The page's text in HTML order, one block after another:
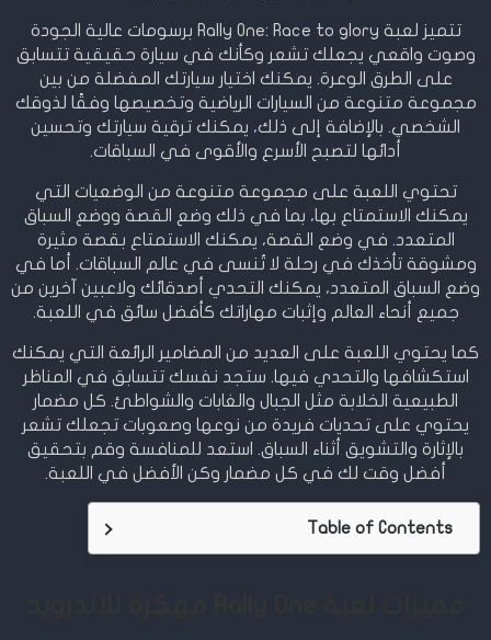
تتميز لعبة Rally One: Race to glory برسومات عالية الجودة
وصوت واقعي يجعلك تشعر وكأنك في سيارة حقيقية تتسابق
على الطرق الوعرة. يمكنك اختيار سيارتك المفضلة من بين
مجموعة متنوعة من السيارات الرياضية وتخصيصها وفقًا لذوقك
الشخصي. بالإضافة إلى ذلك، يمكنك ترقية سيارتك وتحسين
أدائها لتصبح الأسرع والأقوى في السباقات.
تحتوي اللعبة على مجموعة متنوعة من الوضعيات التي
يمكنك الاستمتاع بها، بما في ذلك وضع القصة ووضع السباق
المتعدد. في وضع القصة، يمكنك الاستمتاع بقصة مثيرة
ومشوقة تأخذك في رحلة لا تُنسى في عالم السباقات. أما في
وضع السباق المتعدد، يمكنك التحدي أصدقائك ولاعبين آخرين من
جميع أنحاء العالم وإثبات مهاراتك كأفضل سائق في اللعبة.
كما يحتوي اللعبة على العديد من المضامير الرائعة التي يمكنك
استكشافها والتحدي فيها. ستجد نفسك تتسابق في المناظر
الطبيعية الخلابة مثل الجبال والغابات والشواطئ. كل مضمار
يحتوي على تحديات فريدة من نوعها وصعوبات تجعلك تشعر
بالإثارة والتشويق أثناء السباق. استعد للمنافسة وقم بتحقيق
أفضل وقت لك في كل مضمار وكن الأفضل في اللعبة.
Table of Contents